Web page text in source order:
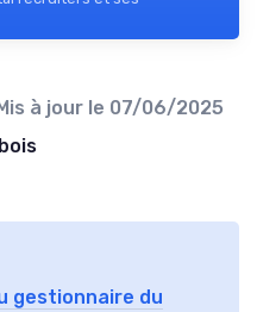
à jour le 07/06/2025
gestionnaire du